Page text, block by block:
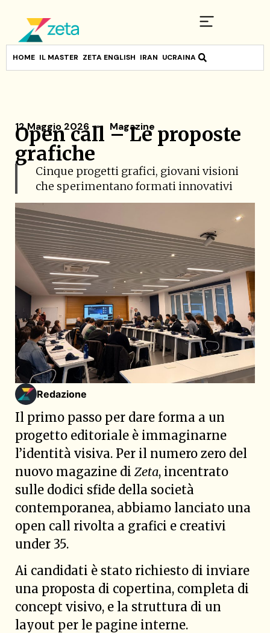
HOME IL MASTER ZETA ENGLISH IRAN UCRAINA
12 Maggio 2026 Magazine
Open call – Le proposte
grafiche
Cinque progetti grafici, giovani visioni
che sperimentano formati innovativi
Redazione
Il primo passo per dare forma a un
progetto editoriale è immaginarne
l’identità visiva. Per il numero zero del
nuovo magazine di Zeta, incentrato
sulle dodici sfide della società
contemporanea, abbiamo lanciato una
open call rivolta a grafici e creativi
under 35.
Ai candidati è stato richiesto di inviare
una proposta di copertina, completa di
concept visivo, e la struttura di un
layout per le pagine interne.